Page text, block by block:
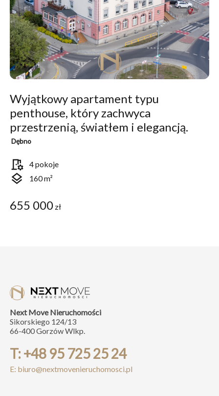
Wyjątkowy apartament typu
penthouse, który zachwyca
przestrzenią, światłem i elegancją.
Dębno
room_preferences 4 pokoje
layers 160 m²
655 000 zł
Next Move Nieruchomości
Sikorskiego 124/13
66-400 Gorzów Wlkp.
T: +48 95 725 25 24
E: biuro@nextmovenieruchomosci.pl